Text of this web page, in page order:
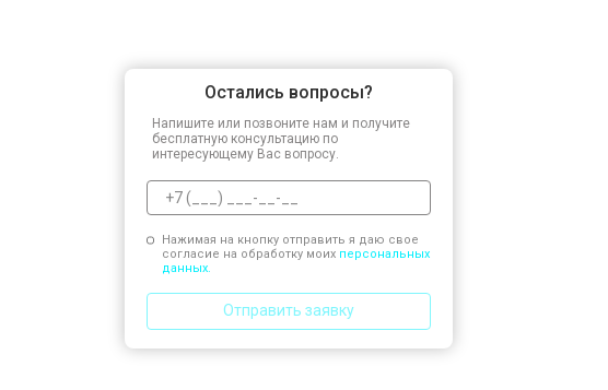
Остались вопросы?
Напишите или позвоните нам и получите
бесплатную консультацию по
интересующему Вас вопросу.
Нажимая на кнопку отправить я даю свое
согласие на обработку моих персональных
данных.
Отправить заявку